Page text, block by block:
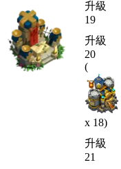
升級
19
升級
20
(
x 18)
升級
21